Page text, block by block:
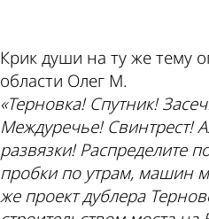
Крик души на ту же тему
области Олег М.
«Терновка! Спутник!
Междуречье! Свинтрест!
развязки! Распределите
пробки по утрам, машин
же проект дублера